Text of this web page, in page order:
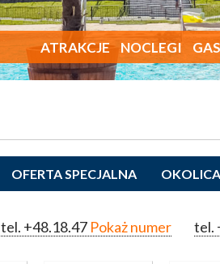
ATRAKCJE NOCLEGI
OFERTA SPECJALNA OKOLICA
tel. +48.18.47 Pokaż numer tel.